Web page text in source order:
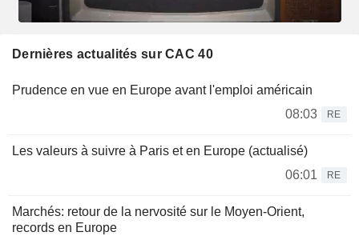
Dernières actualités sur CAC 40
Prudence en vue en Europe avant l'emploi américain
08:03
RE
Les valeurs à suivre à Paris et en Europe (actualisé)
06:01
RE
Marchés: retour de la nervosité sur le Moyen-Orient,
records en Europe